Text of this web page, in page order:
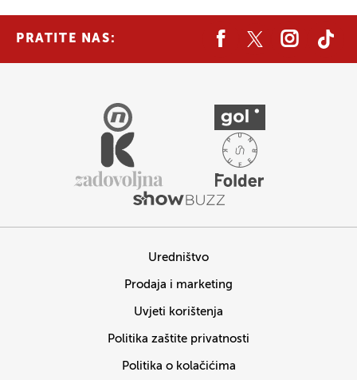
PRATITE NAS:
Uredništvo
Prodaja i marketing
Uvjeti korištenja
Politika zaštite privatnosti
Politika o kolačićima